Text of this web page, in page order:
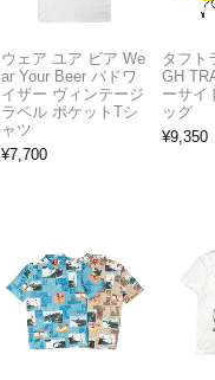
ウェア ユア ビア We
ar Your Beer バドワ
イザー ヴィンテージ
ラベル ポケットTシ
ャツ
¥7,700
タフト
GH
ーサイ
ッグ
¥9,350